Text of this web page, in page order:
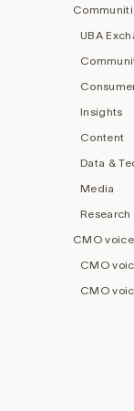
UBA
Insights
Content
Data &
Media
Research
CMO
CMO
CMO